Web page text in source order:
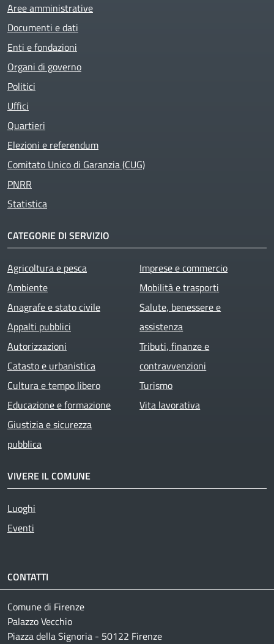
Aree amministrative
Documenti e dati
Enti e fondazioni
Organi di governo
Politici
Uffici
Quartieri
Elezioni e referendum
Comitato Unico di Garanzia (CUG)
PNRR
Statistica
CATEGORIE DI SERVIZIO
Agricoltura e pesca
Ambiente
Anagrafe e stato civile
Appalti pubblici
Autorizzazioni
Catasto e urbanistica
Cultura e tempo libero
Educazione e formazione
Giustizia e sicurezza
pubblica
Imprese e commercio
Mobilità e trasporti
Salute, benessere e
assistenza
Tributi, finanze e
contravvenzioni
Turismo
Vita lavorativa
VIVERE IL COMUNE
Luoghi
Eventi
CONTATTI
Comune di Firenze
Palazzo Vecchio
Piazza della Signoria - 50122 Firenze